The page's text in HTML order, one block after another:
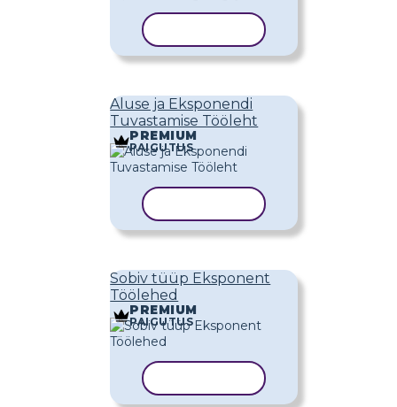
Aluse ja Eksponendi
Tuvastamise Tööleht
PREMIUM
PAIGUTUS
Sobiv tüüp Eksponent
Töölehed
PREMIUM
PAIGUTUS